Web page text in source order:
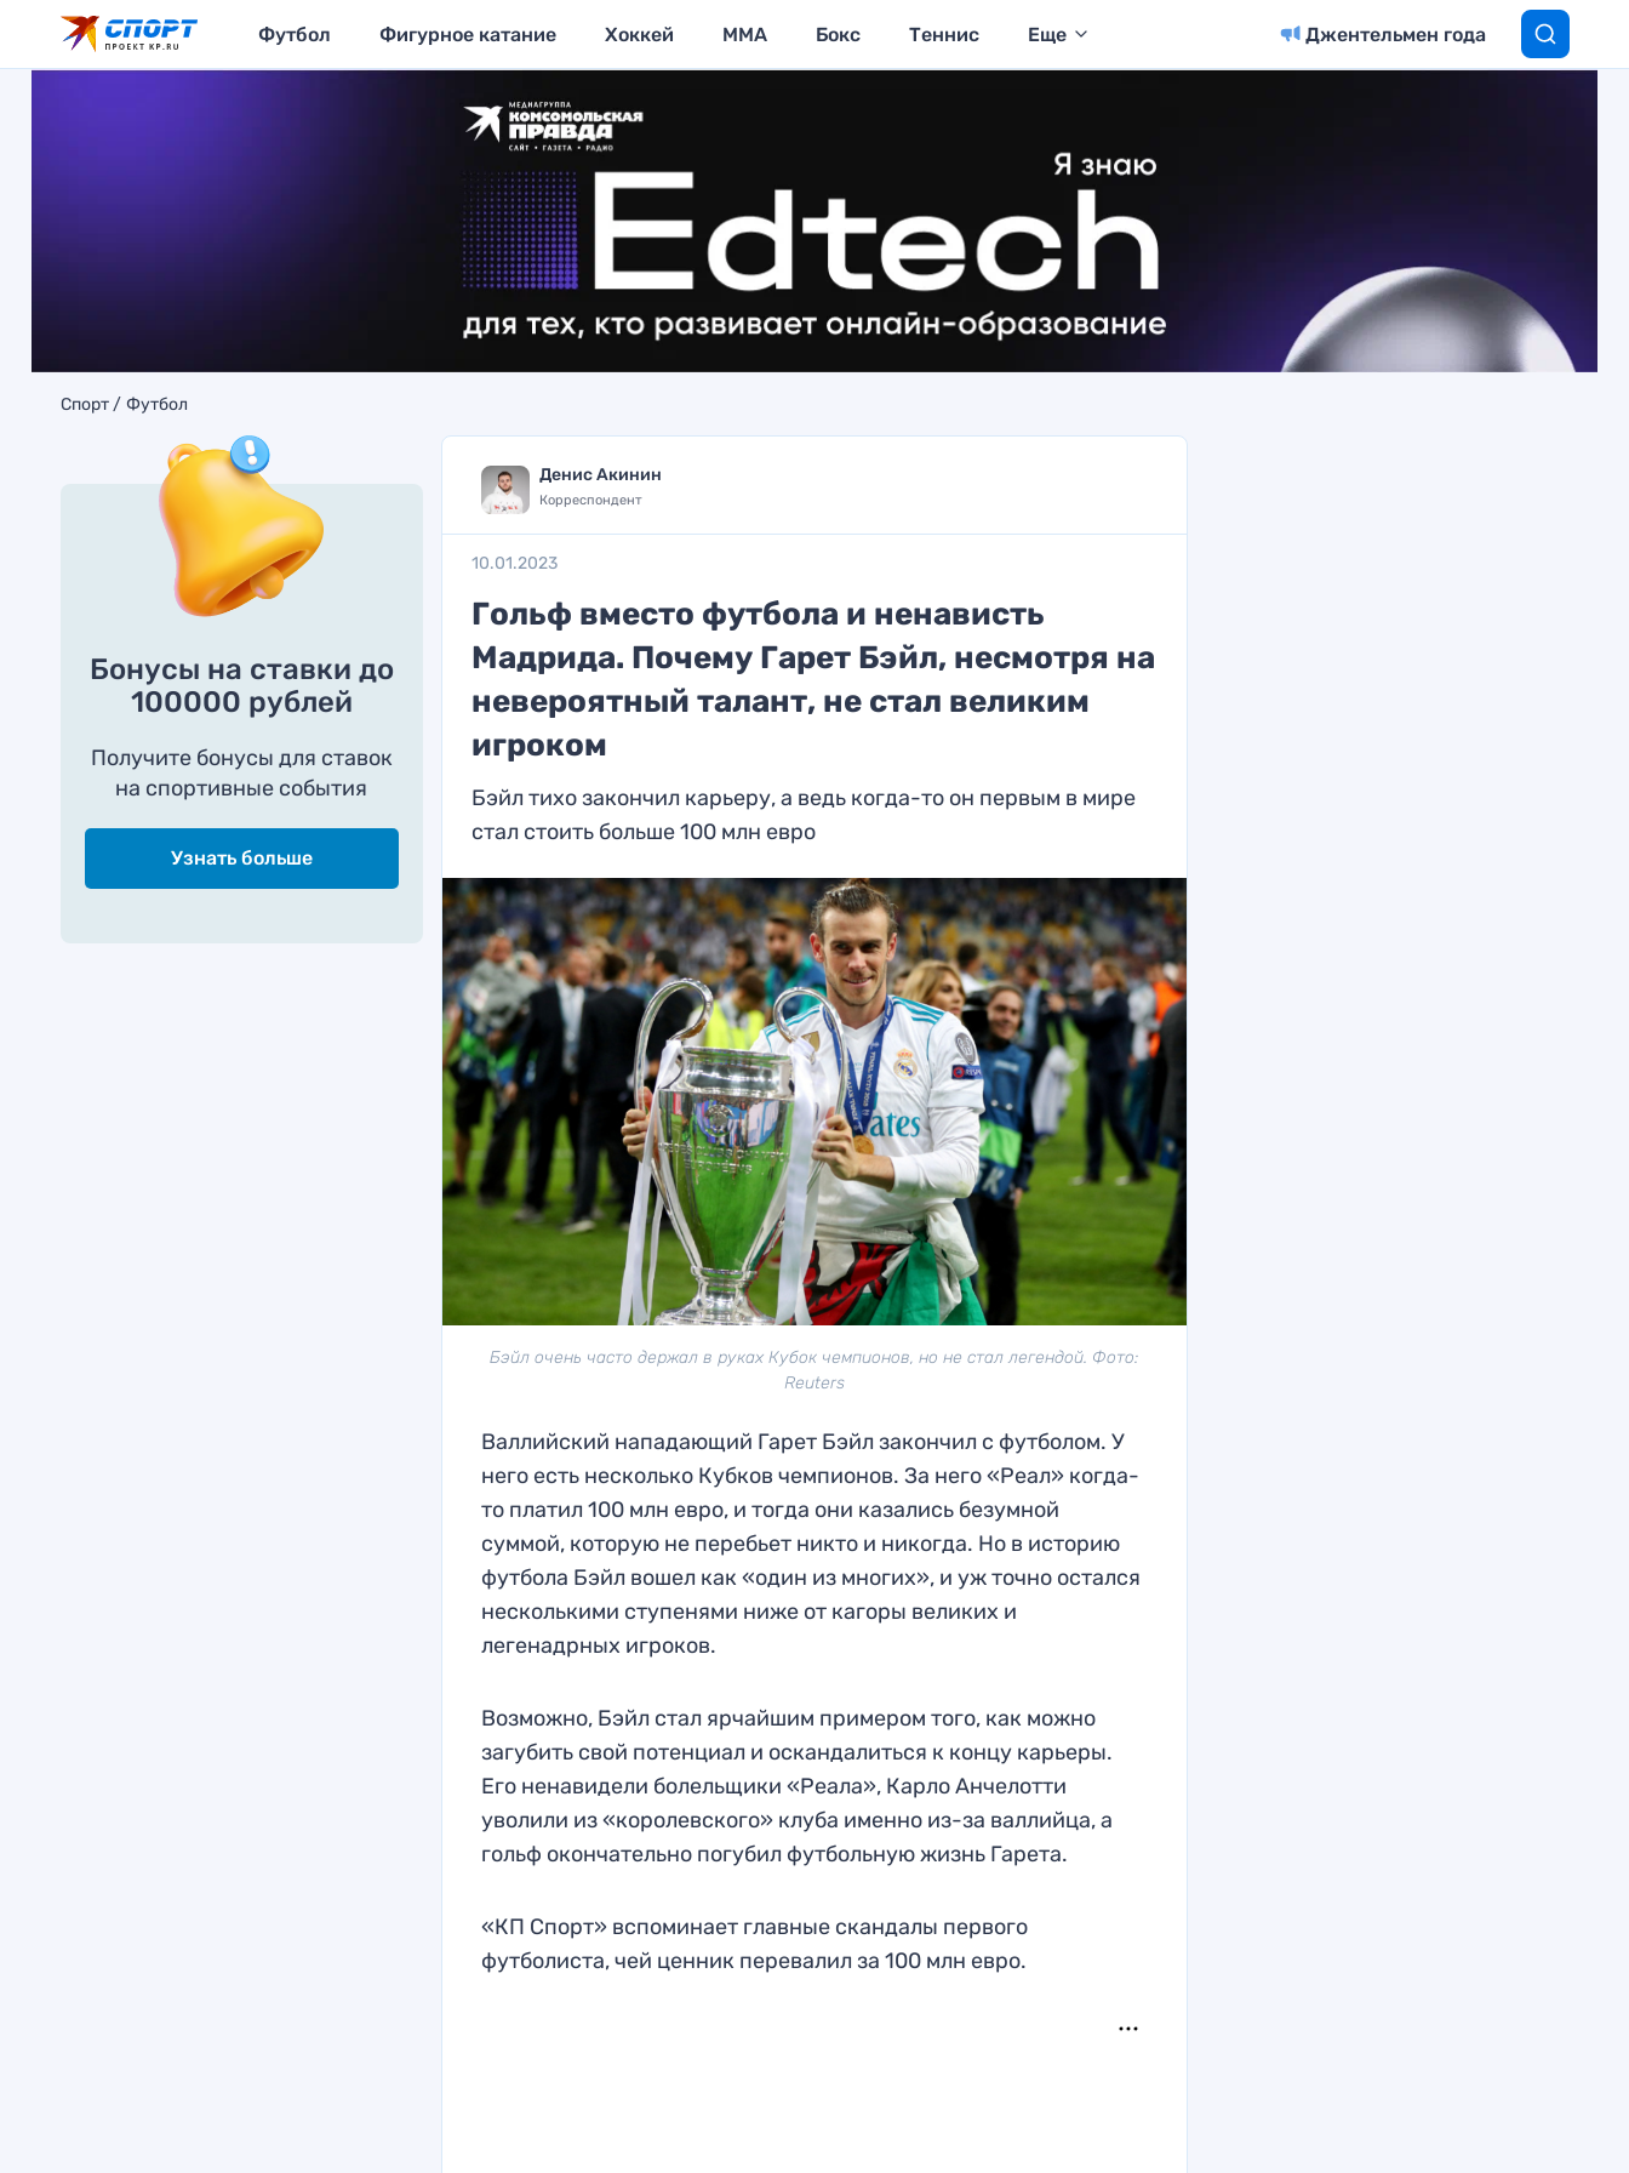
Футбол Фигурное катание Хоккей MMA Бокс Теннис Еще Джентельмен года
Спорт Футбол
Бонусы на ставки до
100000 рублей
Получите бонусы для ставок
на спортивные события
Узнать больше
Денис Акинин
Корреспондент
10.01.2023
Гольф вместо футбола и ненависть
Мадрида. Почему Гарет Бэйл, несмотря на
невероятный талант, не стал великим
игроком
Бэйл тихо закончил карьеру, а ведь когда-то он первым в мире
стал стоить больше 100 млн евро
Бэйл очень часто держал в руках Кубок чемпионов, но не стал легендой. Фото:
Reuters
Валлийский нападающий Гарет Бэйл закончил с футболом. У
него есть несколько Кубков чемпионов. За него «Реал» когда-
то платил 100 млн евро, и тогда они казались безумной
суммой, которую не перебьет никто и никогда. Но в историю
футбола Бэйл вошел как «один из многих», и уж точно остался
несколькими ступенями ниже от кагоры великих и
легенадрных игроков.
Возможно, Бэйл стал ярчайшим примером того, как можно
загубить свой потенциал и оскандалиться к концу карьеры.
Его ненавидели болельщики «Реала», Карло Анчелотти
уволили из «королевского» клуба именно из-за валлийца, а
гольф окончательно погубил футбольную жизнь Гарета.
«КП Спорт» вспоминает главные скандалы первого
футболиста, чей ценник перевалил за 100 млн евро.